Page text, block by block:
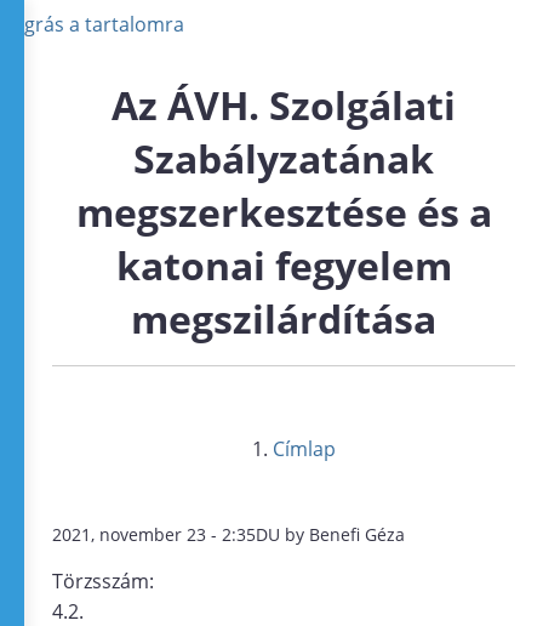
Ugrás a tartalomra
Az ÁVH. Szolgálati
Szabályzatának
megszerkesztése és a
katonai fegyelem
megszilárdítása
Címlap
2021, november 23 - 2:35DU by Benefi Géza
Törzsszám:
4.2.